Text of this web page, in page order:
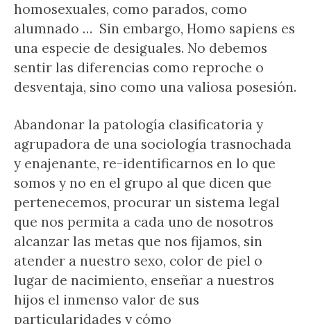
homosexuales, como parados, como
alumnado … Sin embargo, Homo sapiens es
una especie de desiguales. No debemos
sentir las diferencias como reproche o
desventaja, sino como una valiosa posesión.
Abandonar la patología clasificatoria y
agrupadora de una sociología trasnochada
y enajenante, re-identificarnos en lo que
somos y no en el grupo al que dicen que
pertenecemos, procurar un sistema legal
que nos permita a cada uno de nosotros
alcanzar las metas que nos fijamos, sin
atender a nuestro sexo, color de piel o
lugar de nacimiento, enseñar a nuestros
hijos el inmenso valor de sus
particularidades y cómo